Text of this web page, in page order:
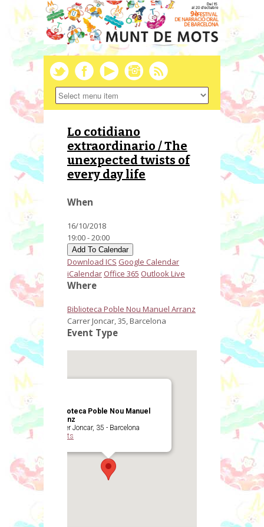
Lo cotidiano
extraordinario / The
unexpected twists of
every day life
When
16/10/2018
19:00 - 20:00
Add To Calendar
Download ICS Google Calendar
iCalendar Office 365 Outlook Live
Where
Biblioteca Poble Nou Manuel Arranz
Carrer Joncar, 35, Barcelona
Event Type
Biblioteca Poble Nou Manuel
Arranz
Carrer Joncar, 35 - Barcelona
Events